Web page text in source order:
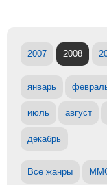
2007 2008
январь
июль август
декабрь
Все жанры